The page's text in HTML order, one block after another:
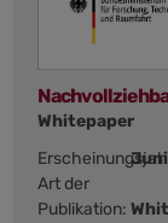
Whitepaper
Art der
Publikation: